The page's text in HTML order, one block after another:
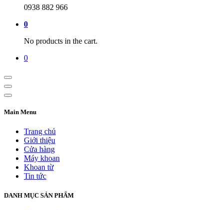
0938 882 966
0
No products in the cart.
0
Main Menu
Trang chủ
Giới thiệu
Cửa hàng
Máy khoan
Khoan từ
Tin tức
DANH MỤC SẢN PHẨM